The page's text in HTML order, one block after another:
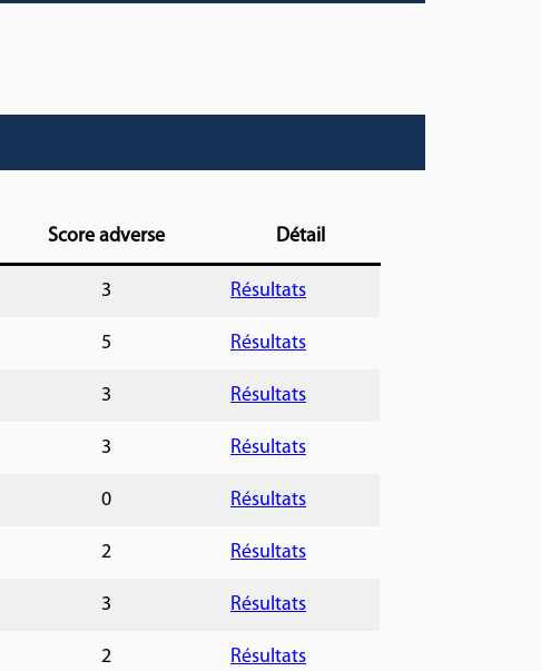
Score adverse Détail
3 Résultats
5 Résultats
3 Résultats
3 Résultats
0 Résultats
2 Résultats
3 Résultats
2 Résultats